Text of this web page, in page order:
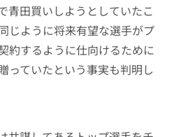
青田買いしようとしていたこ
じように将来有望な選手がプ
約するように仕向けるために
っていたという事実も判明し